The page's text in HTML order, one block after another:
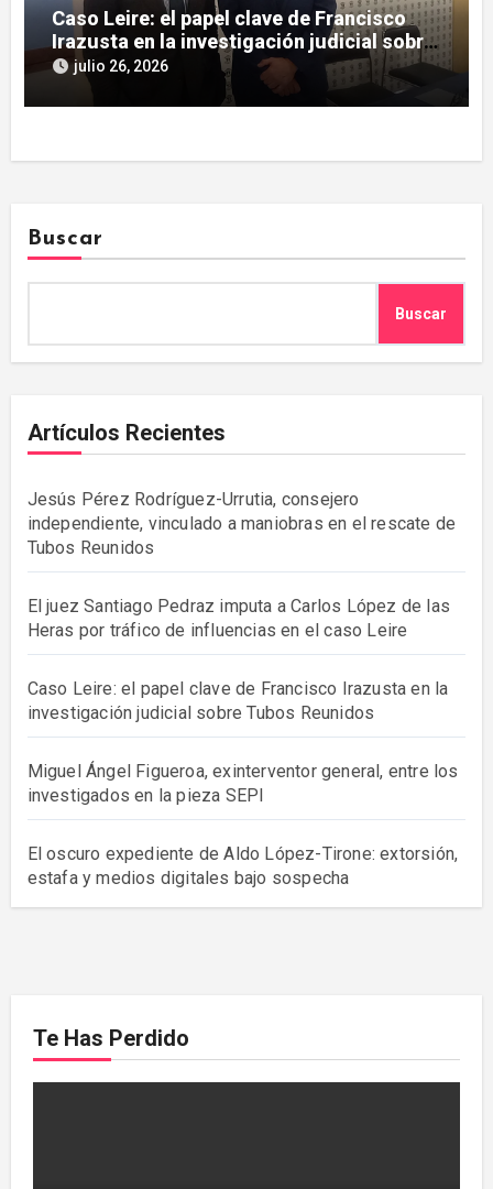
Caso Leire: el papel clave de Francisco
Irazusta en la investigación judicial sobre
Tubos Reunidos
julio 26, 2026
Buscar
Buscar
Artículos Recientes
Jesús Pérez Rodríguez-Urrutia, consejero
independiente, vinculado a maniobras en el rescate de
Tubos Reunidos
El juez Santiago Pedraz imputa a Carlos López de las
Heras por tráfico de influencias en el caso Leire
Caso Leire: el papel clave de Francisco Irazusta en la
investigación judicial sobre Tubos Reunidos
Miguel Ángel Figueroa, exinterventor general, entre los
investigados en la pieza SEPI
El oscuro expediente de Aldo López-Tirone: extorsión,
estafa y medios digitales bajo sospecha
Te Has Perdido